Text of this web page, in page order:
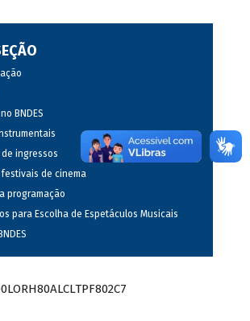
BNDES
de ingressos
festivais de cinema
programação
para Escolha de Espetáculos Musicais